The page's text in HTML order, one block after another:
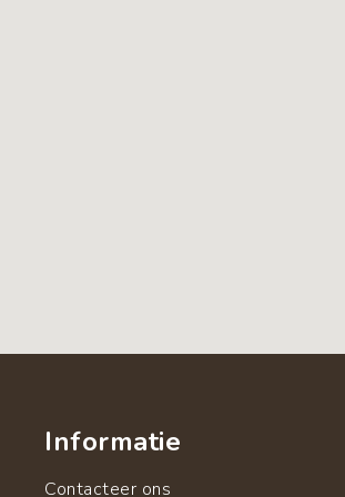
Informatie
Contacteer ons